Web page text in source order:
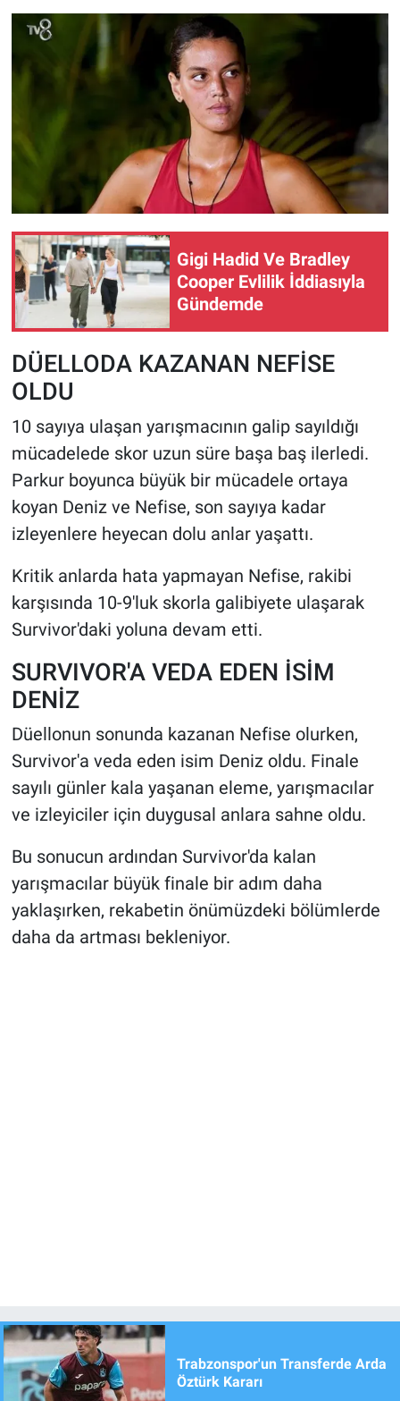
Gigi Hadid Ve Bradley
Cooper Evlilik İddiasıyla
Gündemde
DÜELLODA KAZANAN NEFİSE
OLDU
10 sayıya ulaşan yarışmacının galip sayıldığı
mücadelede skor uzun süre başa baş ilerledi.
Parkur boyunca büyük bir mücadele ortaya
koyan Deniz ve Nefise, son sayıya kadar
izleyenlere heyecan dolu anlar yaşattı.
Kritik anlarda hata yapmayan Nefise, rakibi
karşısında 10-9'luk skorla galibiyete ulaşarak
Survivor'daki yoluna devam etti.
SURVIVOR'A VEDA EDEN İSİM
DENİZ
Düellonun sonunda kazanan Nefise olurken,
Survivor'a veda eden isim Deniz oldu. Finale
sayılı günler kala yaşanan eleme, yarışmacılar
ve izleyiciler için duygusal anlara sahne oldu.
Bu sonucun ardından Survivor'da kalan
yarışmacılar büyük finale bir adım daha
yaklaşırken, rekabetin önümüzdeki bölümlerde
daha da artması bekleniyor.
Trabzonspor'un Transferde Arda
Öztürk Kararı